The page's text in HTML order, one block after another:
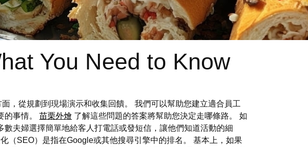
You Need to Know
，從規劃到現場演示和收集回饋。 我們可以幫助您建立適合員工
的事情。 苗栗外燴 了解這些問題的答案將幫助您決定走哪條路。 如
數夫婦選擇簡單地給客人打電話或發短信，讓他們知道活動的細
（SEO）是指在Google或其他搜尋引擎中的排名。 基本上，如果